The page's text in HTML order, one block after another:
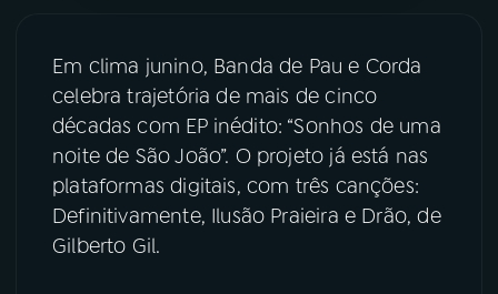
06 VIDEOCASTS
07ÚLTIMAS
FESTIVAL DE MÚSICA
Em clima junino, Banda de Pau e Corda
celebra trajetória de mais de cinco
décadas com EP inédito: “Sonhos de uma
noite de São João”. O projeto já está nas
plataformas digitais, com três canções:
Definitivamente, Ilusão Praieira e Drão, de
Gilberto Gil.